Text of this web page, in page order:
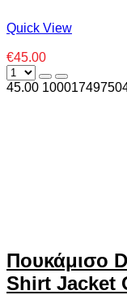
Quick View
€45.00
45.00 1000
Πουκάμισο
Shirt Jacket